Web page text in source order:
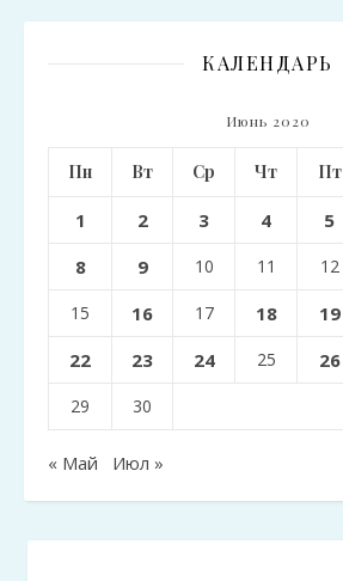
КАЛЕНДАРЬ
Июнь 2020
Пн Вт Ср Чт Пт
1 2 3 4 5
8 9 10 11 12
15 16 17 18 19
22 23 24 25 26
29 30
« Май Июл »